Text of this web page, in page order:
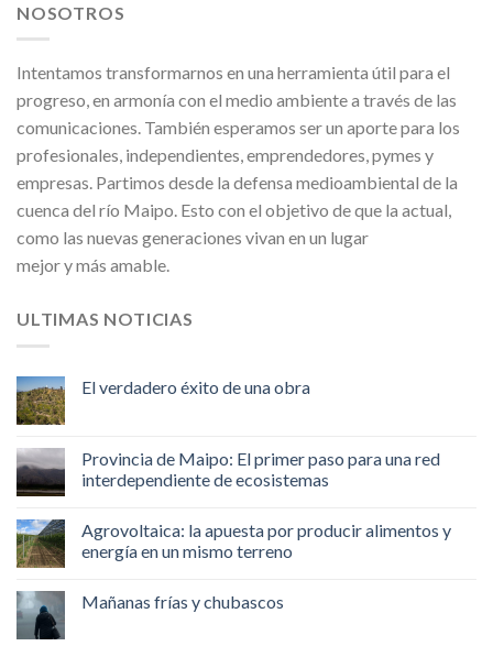
NOSOTROS
Intentamos transformarnos en una herramienta útil para el
progreso, en armonía con el medio ambiente a través de las
comunicaciones. También esperamos ser un aporte para los
profesionales, independientes, emprendedores, pymes y
empresas. Partimos desde la defensa medioambiental de la
cuenca del río Maipo. Esto con el objetivo de que la actual,
como las nuevas generaciones vivan en un lugar
mejor y más amable.
ULTIMAS NOTICIAS
El verdadero éxito de una obra
Provincia de Maipo: El primer paso para una red
interdependiente de ecosistemas
Agrovoltaica: la apuesta por producir alimentos y
energía en un mismo terreno
Mañanas frías y chubascos